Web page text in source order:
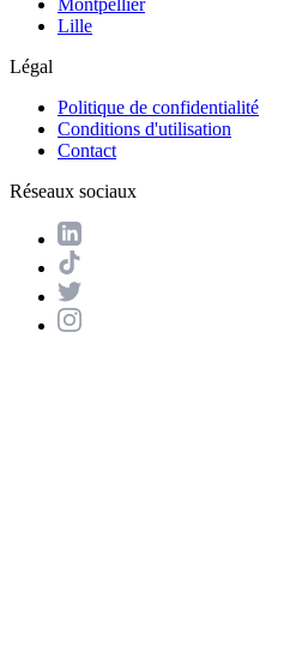
Lille
Légal
Politique de confidentialité
Conditions d'utilisation
Contact
Réseaux sociaux